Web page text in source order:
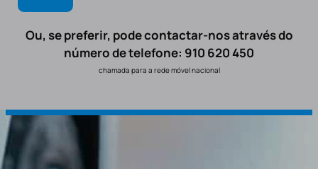
Ou, se preferir, pode contactar-nos através do
número de telefone: 910 620 450
chamada para a rede móvel nacional